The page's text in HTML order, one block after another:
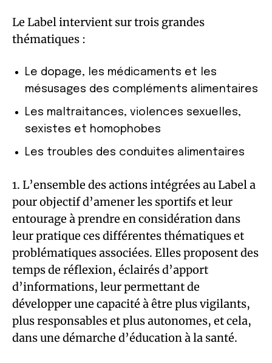
Le Label intervient sur trois grandes
thématiques :
Le dopage, les médicaments et les
mésusages des compléments alimentaires
Les maltraitances, violences sexuelles,
sexistes et homophobes
Les troubles des conduites alimentaires
1. L’ensemble des actions intégrées au Label a
pour objectif d’amener les sportifs et leur
entourage à prendre en considération dans
leur pratique ces différentes thématiques et
problématiques associées. Elles proposent des
temps de réflexion, éclairés d’apport
d’informations, leur permettant de
développer une capacité à être plus vigilants,
plus responsables et plus autonomes, et cela,
dans une démarche d’éducation à la santé.